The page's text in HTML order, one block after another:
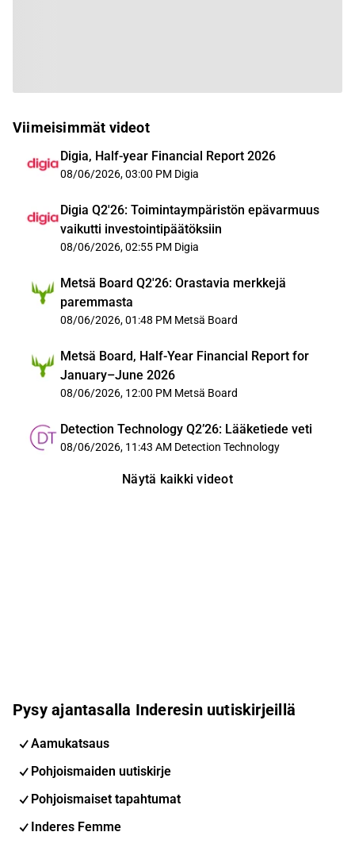
Viimeisimmät videot
Digia, Half-year Financial Report 2026
08/06/2026, 03:00 PM Digia
Digia Q2'26: Toimintaympäristön epävarmuus
vaikutti investointipäätöksiin
08/06/2026, 02:55 PM Digia
Metsä Board Q2'26: Orastavia merkkejä
paremmasta
08/06/2026, 01:48 PM Metsä Board
Metsä Board, Half-Year Financial Report for
January–June 2026
08/06/2026, 12:00 PM Metsä Board
Detection Technology Q2’26: Lääketiede veti
08/06/2026, 11:43 AM Detection Technology
Näytä kaikki videot
Pysy ajantasalla Inderesin uutiskirjeillä
Aamukatsaus
Pohjoismaiden uutiskirje
Pohjoismaiset tapahtumat
Inderes Femme